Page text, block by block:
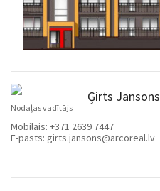
Ģirts Jansons
Nodaļas vadītājs
Mobilais: +371 2639 7447
E-pasts: girts.jansons@arcoreal.lv